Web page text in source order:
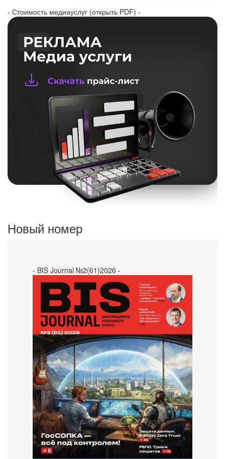
- Стоимость медиауслуг (открыть PDF) -
Новый номер
- BIS Journal №2(61)2026 -